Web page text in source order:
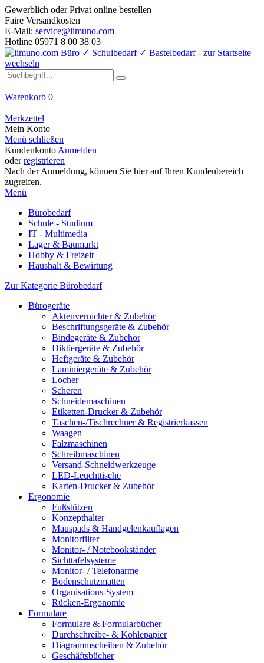
Gewerblich oder Privat online bestellen
Faire Versandkosten
E-Mail: service@limuno.com
Hotline 05971 8 00 38 03
Warenkorb 0
Merkzettel
Mein Konto
Menü schließen
Kundenkonto Anmelden
oderregistrieren
Nach der Anmeldung, können Sie hier auf Ihren Kundenbereich
zugreifen.
Menü
Bürobedarf
Schule - Studium
IT - Multimedia
Lager & Baumarkt
Hobby & Freizeit
Haushalt & Bewirtung
Zur Kategorie Bürobedarf
Bürogeräte
Aktenvernichter & Zubehör
Beschriftungsgeräte & Zubehör
Bindegeräte & Zubehör
Diktiergeräte & Zubehör
Heftgeräte & Zubehör
Laminiergeräte & Zubehör
Locher
Scheren
Schneidemaschinen
Etiketten-Drucker & Zubehör
Taschen-/Tischrechner & Registrierkassen
Waagen
Falzmaschinen
Schreibmaschinen
Versand-Schneidwerkzeuge
LED-Leuchttische
Karten-Drucker & Zubehör
Ergonomie
Fußstützen
Konzepthalter
Mauspads & Handgelenkauflagen
Monitorfilter
Monitor- / Notebookständer
Sichttafelsysteme
Monitor- / Telefonarme
Bodenschutzmatten
Organisations-System
Rücken-Ergonomie
Formulare
Formulare & Formularbücher
Durchschreibe- & Kohlepapier
Diagrammscheiben & Zubehör
Geschäftsbücher